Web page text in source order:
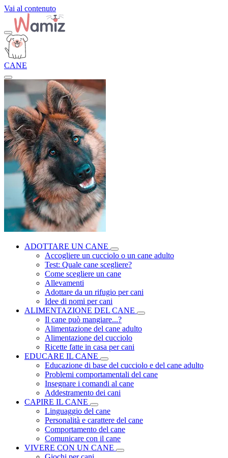
Vai al contenuto
CANE
ADOTTARE UN CANE
Accogliere un cucciolo o un cane adulto
Test: Quale cane scegliere?
Come scegliere un cane
Allevamenti
Adottare da un rifugio per cani
Idee di nomi per cani
ALIMENTAZIONE DEL CANE
Il cane può mangiare...?
Alimentazione del cane adulto
Alimentazione del cucciolo
Ricette fatte in casa per cani
EDUCARE IL CANE
Educazione di base del cucciolo e del cane adulto
Problemi comportamentali del cane
Insegnare i comandi al cane
Addestramento dei cani
CAPIRE IL CANE
Linguaggio del cane
Personalità e carattere del cane
Comportamento del cane
Comunicare con il cane
VIVERE CON UN CANE